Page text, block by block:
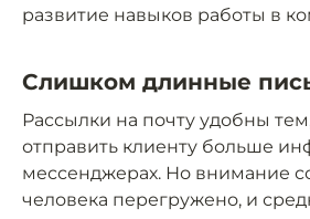
развитие навыков работы в
Слишком длинные
Рассылки на почту удобны
отправить клиенту больше
мессенджерах. Но внимание
человека перегружено, и